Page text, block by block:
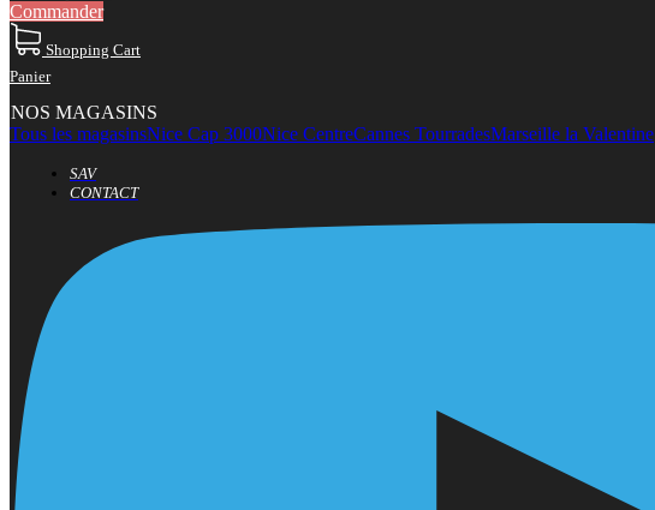
Commander
Shopping Cart
Panier
NOS MAGASINS
Tous les magasinsNice Cap 3000Nice CentreCannes TourradesMarseille la Valentine
SAV
CONTACT